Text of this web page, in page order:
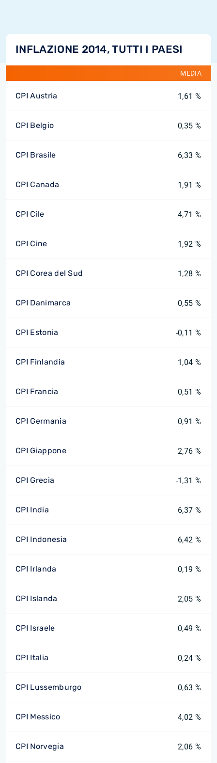
INFLAZIONE 2014, TUTTI I PAESI
MEDIA
CPI Austria 1,61 %
CPI Belgio 0,35 %
CPI Brasile 6,33 %
CPI Canada 1,91 %
CPI Cile 4,71 %
CPI Cine 1,92 %
CPI Corea del Sud 1,28 %
CPI Danimarca 0,55 %
CPI Estonia -0,11 %
CPI Finlandia 1,04 %
CPI Francia 0,51 %
CPI Germania 0,91 %
CPI Giappone 2,76 %
CPI Grecia -1,31 %
CPI India 6,37 %
CPI Indonesia 6,42 %
CPI Irlanda 0,19 %
CPI Islanda 2,05 %
CPI Israele 0,49 %
CPI Italia 0,24 %
CPI Lussemburgo 0,63 %
CPI Messico 4,02 %
CPI Norvegia 2,06 %